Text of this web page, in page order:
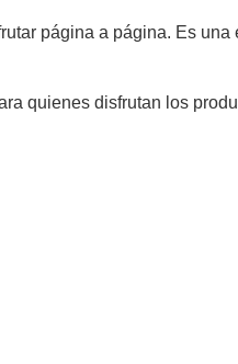
página a página. Es una
quienes disfrutan los